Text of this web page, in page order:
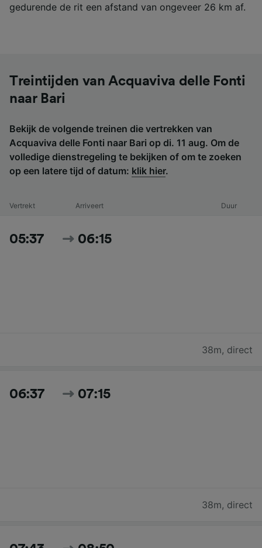
gedurende de rit een afstand van ongeveer 26 km af.
Treintijden van Acquaviva delle Fonti
naar Bari
Bekijk de volgende treinen die vertrekken van
Acquaviva delle Fonti naar Bari op di. 11 aug. Om de
volledige dienstregeling te bekijken of om te zoeken
op een latere tijd of datum: klik hier.
Vertrekt Arriveert Duur
05:37 06:15
38m, direct
06:37 07:15
38m, direct